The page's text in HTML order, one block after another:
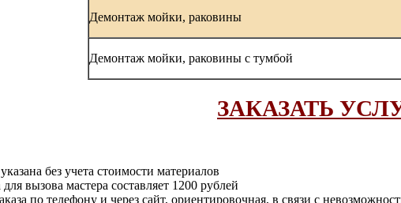
Демонтаж мойки, раковины
Демонтаж мойки, раковины с тумбой
ЗАКАЗАТЬ
без учета стоимости материалов
вызова мастера составляет 1200 рублей
по телефону и через сайт, ориентировочная, в связи с